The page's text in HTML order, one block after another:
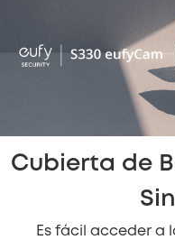
Cubierta de
Es fácil acceder a